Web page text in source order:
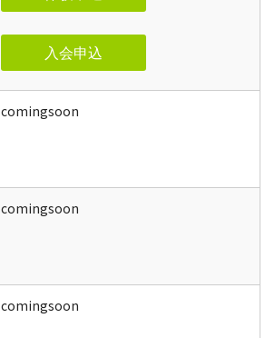
入会申込
comingsoon
comingsoon
comingsoon